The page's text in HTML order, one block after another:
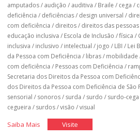
amputados/ audição / auditiva / Braile / cega /
deficiência / deficiências/ design universal /
com deficiência / direitos/ direitos das
educação inclusiva / Escola de Inclusão /física /
inclusiva / inclusivo / intelectual / jogo / LBI / Lei
da Pessoa com Deficiência / libras/ mobilidade
com deficiência / Pessoas com Deficiência /
Secretaria dos Direitos da Pessoa com
dos Direitos da Pessoa com Deficiência de São
sensorial / sonoros/ surda / surdo / surdo-cega
cegueira / surdos/visão /visual
Saiba Mais"Cinco
Visite"Cinco